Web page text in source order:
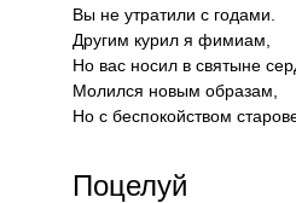
Вы не утратили с годами.
Другим курил я фимиам,
Но вас носил в святыне
Молился новым образам,
Но с беспокойством
Поцелуй